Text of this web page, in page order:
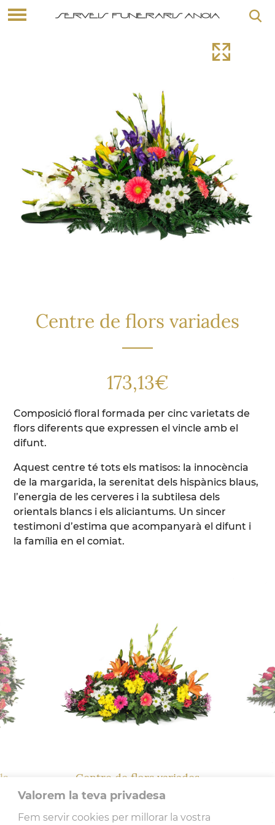
Valorem la teva privadesa
Fem servir cookies per millorar la vostra
Centre de flors variades
Composició floral formada per cinc varietats de
flors diferents que expressen el vincle amb el
difunt.
Aquest centre té tots els matisos: la innocència
de la margarida, la serenitat dels hispànics blaus,
l’energia de les cerveres i la subtilesa dels
orientals blancs i els aliciantums. Un sincer
testimoni d’estima que acompanyarà el difunt i
la família en el comiat.
173,13€
Centre de flors variades
116.17€